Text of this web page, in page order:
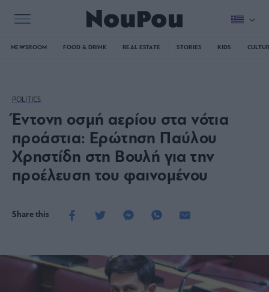
NEWSROOM FOOD & DRINK REAL ESTATE STORIES KIDS
POLITICS
Έντονη οσμή αερίου στα νότια
προάστια: Ερώτηση Παύλου
Χρηστίδη στη Βουλή για την
προέλευση του φαινομένου
Share this